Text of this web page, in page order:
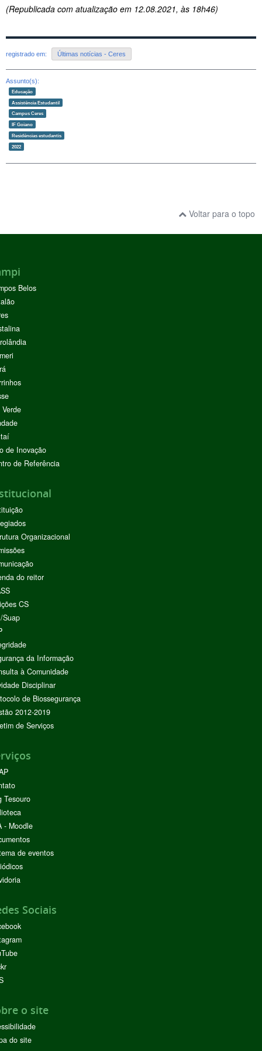
(Republicada com atualização em 12.08.2021, às 18h46)
registrado em: Últimas notícias - Ceres
Assunto(s):
Educação
Assistência Estudantil
Campus Ceres
IF Goiano
Residências estudantis
2022
Voltar para o topo
Belos
de Inovação
de Referência
Organizacional
do reitor
CS
Suap
da Informação
à Comunidade
Disciplinar
de Biossegurança
2012-2019
de Serviços
Tesouro
- Moodle
de eventos
Sociais
o site
do site